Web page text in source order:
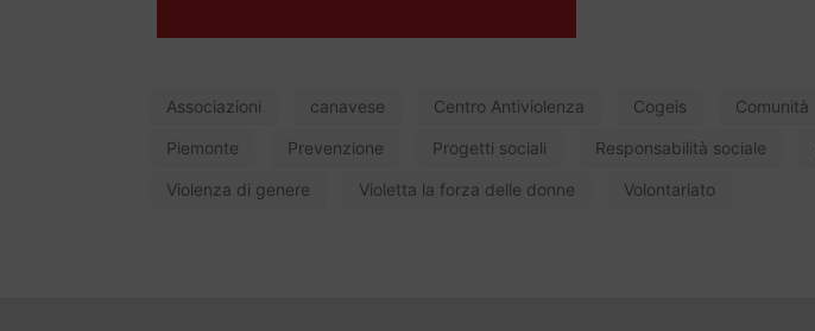
Associazioni canavese Centro Antiviolenza Cogeis Comunità
Piemonte Prevenzione Progetti sociali Responsabilità sociale
Violenza di genere Violetta la forza delle donne Volontariato